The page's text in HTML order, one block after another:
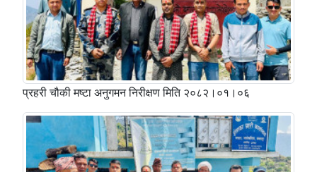
प्रहरी चौकी मष्टा अनुगमन निरीक्षण मिति २०८२।०१।०६